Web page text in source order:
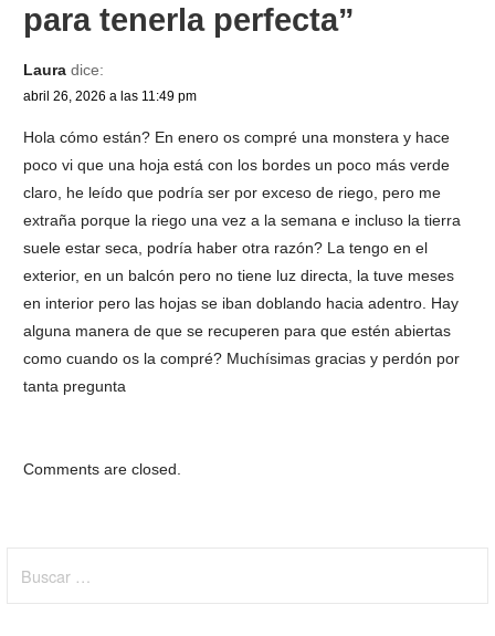
para tenerla perfecta”
Laura dice:
abril 26, 2026 a las 11:49 pm
Hola cómo están? En enero os compré una monstera y hace
poco vi que una hoja está con los bordes un poco más verde
claro, he leído que podría ser por exceso de riego, pero me
extraña porque la riego una vez a la semana e incluso la tierra
suele estar seca, podría haber otra razón? La tengo en el
exterior, en un balcón pero no tiene luz directa, la tuve meses
en interior pero las hojas se iban doblando hacia adentro. Hay
alguna manera de que se recuperen para que estén abiertas
como cuando os la compré? Muchísimas gracias y perdón por
tanta pregunta
Comments are closed.